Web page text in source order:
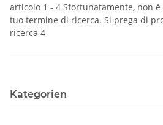
articolo 1 - 4 Sfortunatamente, non
tuo termine di ricerca. Si prega di
ricerca 4
Kategorien